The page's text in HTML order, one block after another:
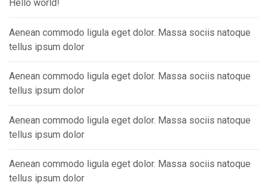
Hello world!
Aenean commodo ligula eget dolor. Massa sociis natoque
tellus ipsum dolor
Aenean commodo ligula eget dolor. Massa sociis natoque
tellus ipsum dolor
Aenean commodo ligula eget dolor. Massa sociis natoque
tellus ipsum dolor
Aenean commodo ligula eget dolor. Massa sociis natoque
tellus ipsum dolor